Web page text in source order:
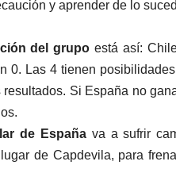
y aprender de lo
del grupo está así:
0. Las 4 tienen
resultados. Si España no
de Españava a sufrir
de Capdevila, para